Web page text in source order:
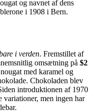
og navnet af dens
i 1908 i Bern.
i verden. Fremstillet af
omsætning på $2
med karamel og
Chokoladen blev
introduktionen af 1970
variationer, men ingen har